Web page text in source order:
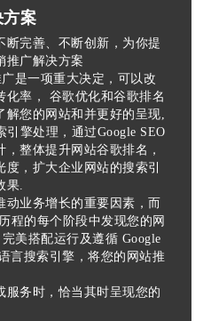
方案
断完善、不断创新，为你提
推广解决方案
是一项重大决定，可以改
化率， 谷歌优化和谷歌排名
解您的网站和并更好的呈现,
引擎处理，通过Google SEO
整体提升网站谷歌排名，
，扩大企业网站的搜索引
果.
动业务增长的重要因素，而
程的每个阶段中发现您的网
美搭配运行及遵循 Google
言搜索引擎，将您的网站推
服务时，恰当其时呈现您的